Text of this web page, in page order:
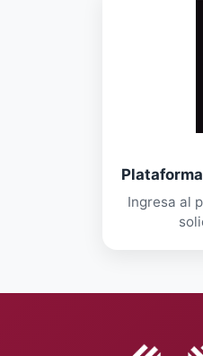
Ingresa al